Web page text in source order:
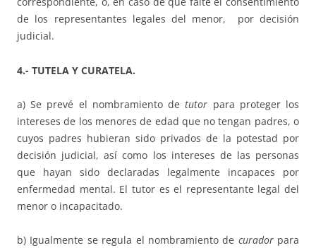
de los representantes legales del menor, por decisión
judicial.
4.- TUTELA Y CURATELA.
a) Se prevé el nombramiento detutor para proteger los
intereses de los menores de edad que no tengan padres, o
cuyos padres hubieran sido privados de la potestad por
decisión judicial, así como los intereses de las personas
que hayan sido declaradas legalmente incapaces por
enfermedad mental. El tutor es el representante legal del
menor o incapacitado.
b) Igualmente se regula el nombramiento de curadorpara